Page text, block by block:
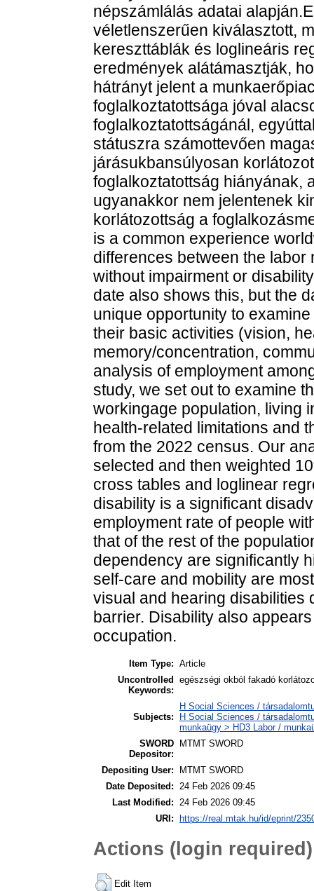
népszámlálás adatai
véletlenszerűen kiválasztott,
kereszttáblák és loglineáris
eredmények alátámasztják,
hátrányt jelent a
foglalkoztatottsága jóval
foglalkoztatottságánál,
státuszra számottevően
járásukbansúlyosan
foglalkoztatottság hiányának,
ugyanakkor nem jelentenek
korlátozottság a
is a common experience
differences between the
without impairment or
date also shows this, but the
unique opportunity to
their basic activities (vision,
memory/concentration,
analysis of employment
study, we set out to examine
workingage population, living
health-related limitations and
from the 2022 census. Our
selected and then weighted
cross tables and loglinear
disability is a significant
employment rate of people
that of the rest of the
dependency are significantly
self-care and mobility are
visual and hearing disabilities
barrier. Disability also
occupation.
Item Type: Article
Uncontrolled
Keywords:
egészségi okból fakadó
Subjects:
H Social Sciences /
H Social Sciences /
munkaügy > HD3 Labor /
SWORD
Depositor:
MTMT SWORD
Depositing User:
MTMT SWORD
Date Deposited:
24 Feb 2026 09:45
Last Modified:
24 Feb 2026 09:45
URI:
https://real.mtak.hu/id/eprint/
Actions (login required)
Edit Item